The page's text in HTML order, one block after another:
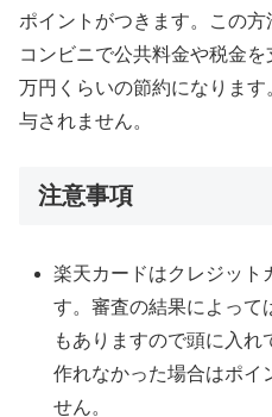
ポイントがつきます。この方
コンビニで公共料金や税金を
万円くらいの節約になりま
与されません。
注意事項
楽天カードはクレジット
す。審査の結果によって
もありますので頭に入
作れなかった場合はポイ
せん。